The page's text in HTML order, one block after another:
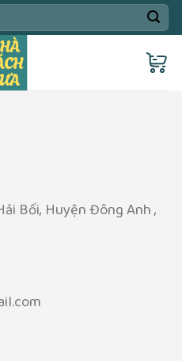
Bối, Huyện Đông Anh ,